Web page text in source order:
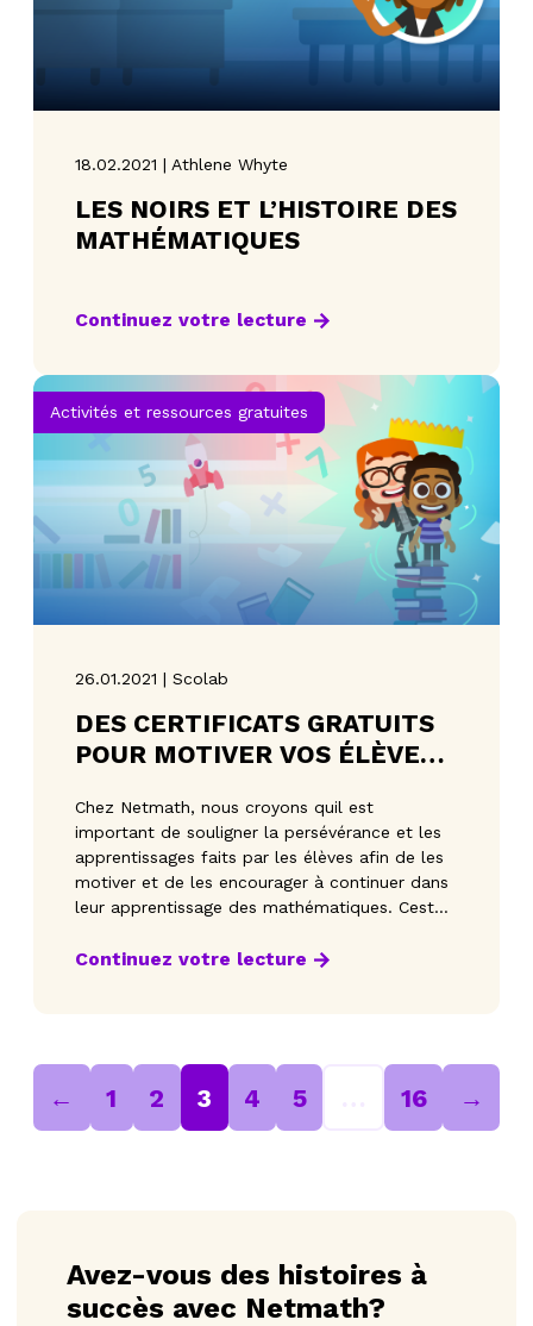
18.02.2021 | Athlene Whyte
LES NOIRS ET L’HISTOIRE DES
MATHÉMATIQUES
Continuez votre lecture
Activités et ressources gratuites
26.01.2021 | Scolab
DES CERTIFICATS GRATUITS
POUR MOTIVER VOS ÉLÈVES
Chez Netmath, nous croyons quil est
important de souligner la persévérance et les
apprentissages faits par les élèves afin de les
motiver et de les encourager à continuer dans
leur apprentissage des mathématiques. Cest
Continuez votre lecture
← 1 2 3 4 5 16 →
Avez-vous des histoires à
succès avec Netmath?